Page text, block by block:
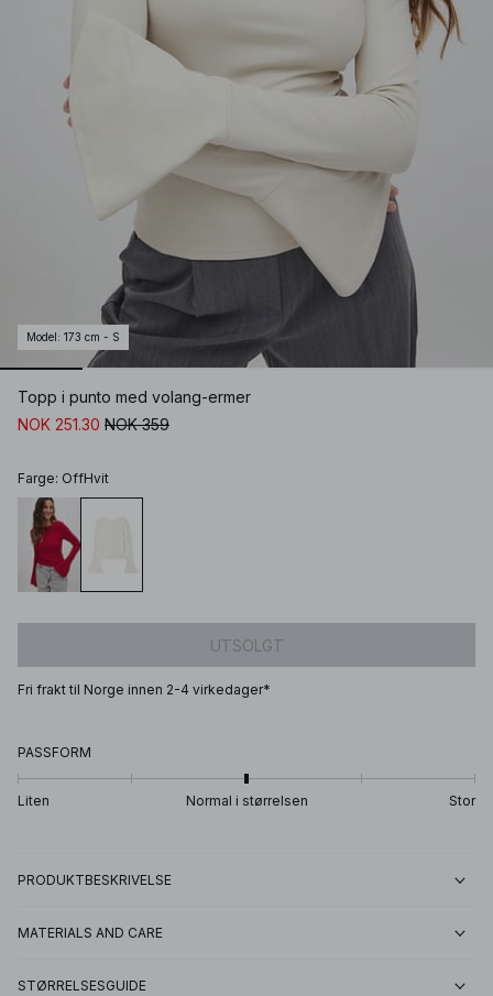
Model : 173 cm - S
Topp i punto med volang-ermer
NOK 251.30 NOK 359
Farge: OffHvit
UTSOLGT
Fri frakt til Norge innen 2-4 virkedager*
PASSFORM
Liten Normal i størrelsen Stor
PRODUKTBESKRIVELSE
MATERIALS AND CARE
STØRRELSESGUIDE